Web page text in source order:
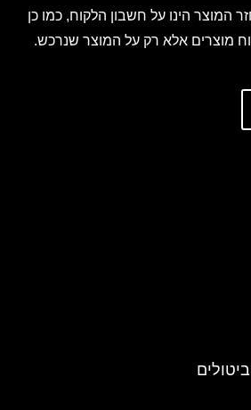
המוצר הינו על חשבון הלקוח, כמו כן
מוצרים אלא רק על המוצר שנרכש.